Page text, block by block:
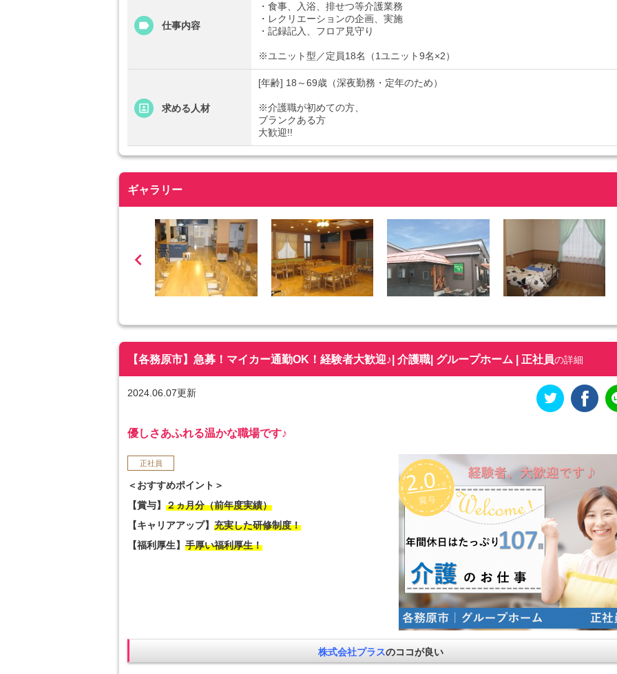
仕事内容
・食事、入浴、排せつ等介護業務
・レクリエーションの企画、実施
・記録記入、フロア見守り
※ユニット型／定員18名（1ユニット9名×2）
求める人材
[年齢] 18～69歳（深夜勤務・定年のため）
※介護職が初めての方、
ブランクある方
大歓迎!!
ギャラリー

【各務原市】急募！マイカー通勤OK！経験者大歓迎♪| 介護職| グループホーム | 正社員の詳細
2024.06.07更新
優しさあふれる温かな職場です♪
正社員
＜おすすめポイント＞
【賞与】 ２ヵ月分（前年度実績）
【キャリアアップ】 充実した研修制度！
【福利厚生】 手厚い福利厚生！
株式会社プラスのココが良い